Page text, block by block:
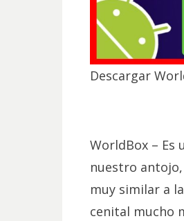
Descargar
WorldBox – Es
nuestro
muy similar a
cenital mucho